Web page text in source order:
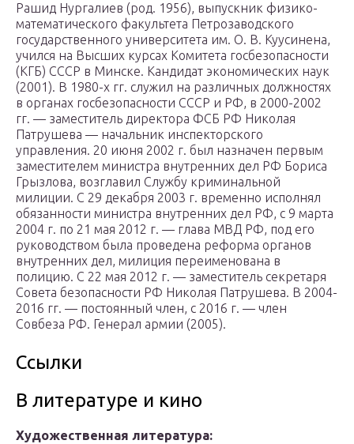
Рашид Нургалиев (род. 1956), выпускник физико-
математического факультета Петрозаводского
государственного университета им. О. В. Куусинена,
учился на Высших курсах Комитета госбезопасности
(КГБ) СССР в Минске. Кандидат экономических наук
(2001). В 1980-х гг. служил на различных должностях
в органах госбезопасности СССР и РФ, в 2000-2002
гг. — заместитель директора ФСБ РФ Николая
Патрушева — начальник инспекторского
управления. 20 июня 2002 г. был назначен первым
заместителем министра внутренних дел РФ Бориса
Грызлова, возглавил Службу криминальной
милиции. С 29 декабря 2003 г. временно исполнял
обязанности министра внутренних дел РФ, с 9 марта
2004 г. по 21 мая 2012 г. — глава МВД РФ, под его
руководством была проведена реформа органов
внутренних дел, милиция переименована в
полицию. С 22 мая 2012 г. — заместитель секретаря
Совета безопасности РФ Николая Патрушева. В 2004-
2016 гг. — постоянный член, с 2016 г. — член
Совбеза РФ. Генерал армии (2005).
Ссылки
В литературе и кино
Художественная литература: